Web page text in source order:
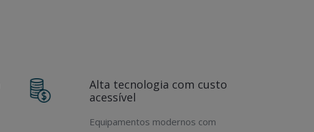
Alta tecnologia com custo
acessível
Equipamentos modernos com